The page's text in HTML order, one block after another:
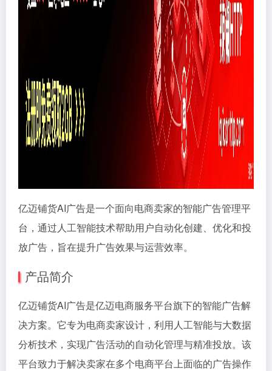
亿迈铺货AI广告是一个面向电商卖家的智能广告管理平
台，通过人工智能技术帮助用户自动化创建、优化和投
放广告，旨在提升广告效果与运营效率。
产品简介
亿迈铺货AI广告是亿迈电商服务平台旗下的智能广告解
决方案。它专为电商卖家设计，利用人工智能与大数据
分析技术，实现广告活动的自动化管理与精准投放。该
平台致力于解决卖家在多个电商平台上面临的广告操作